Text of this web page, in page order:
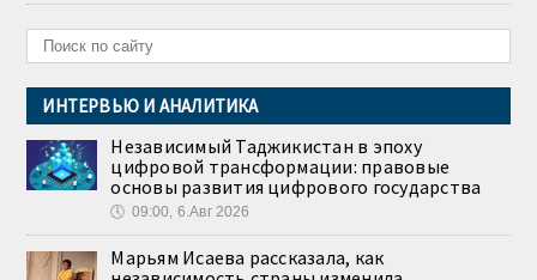
ИНТЕРВЬЮ И АНАЛИТИКА
Независимый Таджикистан в эпоху
цифровой трансформации: правовые
основы развития цифрового государства
🕔 09:00, 6.Авг 2026
Марьям Исаева рассказала, как